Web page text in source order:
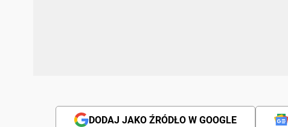
DODAJ JAKO ŹRÓDŁO W GOOGLE